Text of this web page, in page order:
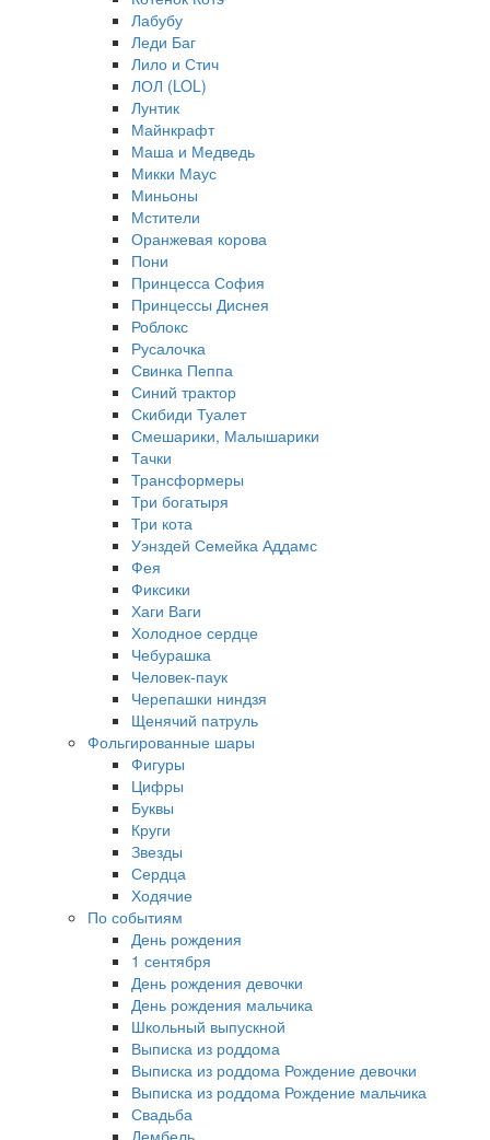
Лабубу
Леди Баг
Лило и Стич
ЛОЛ (LOL)
Лунтик
Майнкрафт
Маша и Медведь
Микки Маус
Миньоны
Мстители
Оранжевая корова
Пони
Принцесса София
Принцессы Диснея
Роблокс
Русалочка
Свинка Пеппа
Синий трактор
Скибиди Туалет
Смешарики, Малышарики
Тачки
Трансформеры
Три богатыря
Три кота
Уэнздей Семейка Аддамс
Фея
Фиксики
Хаги Ваги
Холодное сердце
Чебурашка
Человек-паук
Черепашки ниндзя
Щенячий патруль
Фольгированные шары
Фигуры
Цифры
Буквы
Круги
Звезды
Сердца
Ходячие
По событиям
День рождения
1 сентября
День рождения девочки
День рождения мальчика
Школьный выпускной
Выписка из роддома
Выписка из роддома Рождение девочки
Выписка из роддома Рождение мальчика
Свадьба
Дембель